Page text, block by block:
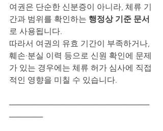
여권은 단순한 신분증이 아니라, 체류 기
간과 범위를 확인하는 행정상 기준 문서
로 사용됩니다.
따라서 여권의 유효 기간이 부족하거나,
훼손·분실 이력 등으로 신원 확인에 문제
가 있는 경우에는 체류 허가 심사에 직접
적인 영향을 미칠 수 있습니다.
─────────────────────────
──────